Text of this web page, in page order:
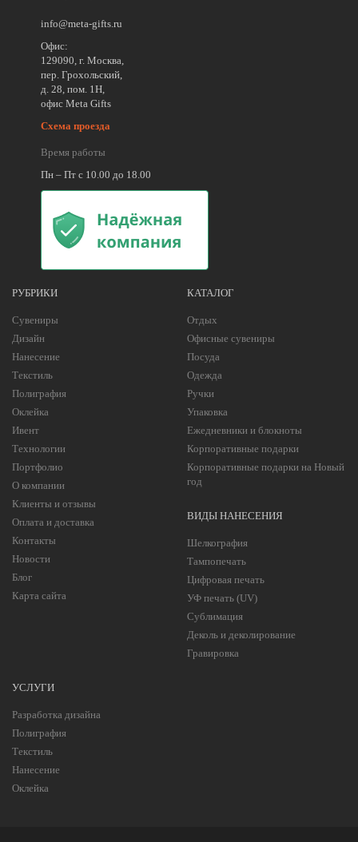
info@meta-gifts.ru
Офис:
129090, г. Москва,
пер. Грохольский,
д. 28, пом. 1Н,
офис Meta Gifts
Схема проезда
Время работы
Пн – Пт с 10.00 до 18.00
РУБРИКИ
Сувениры
Дизайн
Нанесение
Текстиль
Полиграфия
Оклейка
Ивент
Технологии
Портфолио
О компании
Клиенты и отзывы
Оплата и доставка
Контакты
Новости
Блог
Карта сайта
КАТАЛОГ
Отдых
Офисные сувениры
Посуда
Одежда
Ручки
Упаковка
Ежедневники и блокноты
Корпоративные подарки
Корпоративные подарки на Новый
год
ВИДЫ НАНЕСЕНИЯ
Шелкография
Тампопечать
Цифровая печать
УФ печать (UV)
Сублимация
Деколь и деколирование
Гравировка
УСЛУГИ
Разработка дизайна
Полиграфия
Текстиль
Нанесение
Оклейка